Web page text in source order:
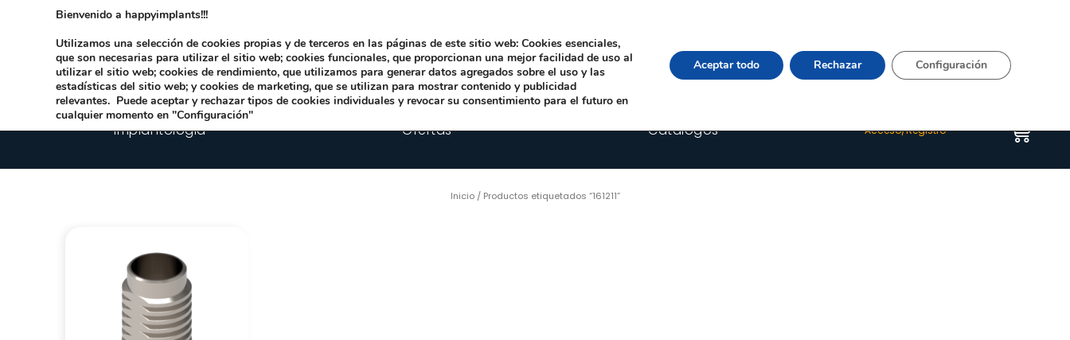
Dirección:
Quienes somos Happyblog Contacto
Implantologia Ofertas Catálogos Acceso/Registro
Inicio/ Productos etiquetados “161211”
Bienvenido a happyimplants!!!
Utilizamos una selección de cookies propias y de terceros en las páginas de este sitio web: Cookies esenciales,
que son necesarias para utilizar el sitio web; cookies funcionales, que proporcionan una mejor facilidad de uso al
utilizar el sitio web; cookies de rendimiento, que utilizamos para generar datos agregados sobre el uso y las
estadísticas del sitio web; y cookies de marketing, que se utilizan para mostrar contenido y publicidad
relevantes. Puede aceptar y rechazar tipos de cookies individuales y revocar su consentimiento para el futuro en
cualquier momento en "Configuración"
Aceptar todo Rechazar Configuración